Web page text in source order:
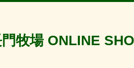
牧場 ONLINE